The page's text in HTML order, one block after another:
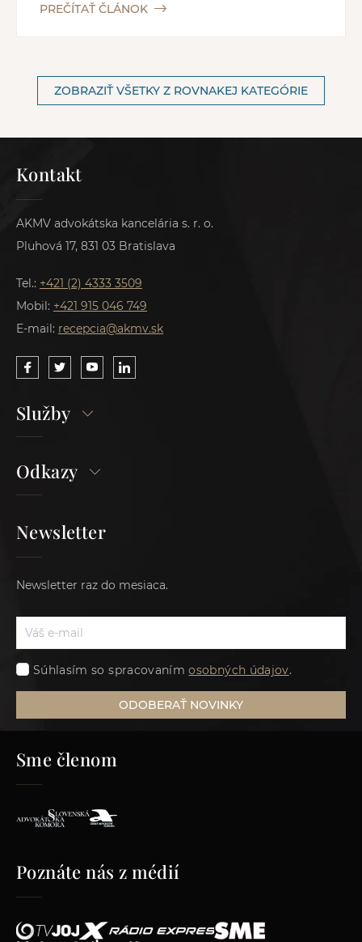
PREČÍTAŤ ČLÁNOK
ZOBRAZIŤ VŠETKY Z ROVNAKEJ KATEGÓRIE
Kontakt
AKMV advokátska kancelária s. r. o.
Pluhová 17, 831 03 Bratislava
Tel.: +421 (2) 4333 3509
Mobil: +421 915 046 749
E-mail: recepcia@akmv.sk
Služby
Odkazy
Newsletter
Newsletter raz do mesiaca.
Súhlasím so spracovanímosobných údajov.
ODOBERAŤ NOVINKY
Sme členom
Poznáte nás z médií